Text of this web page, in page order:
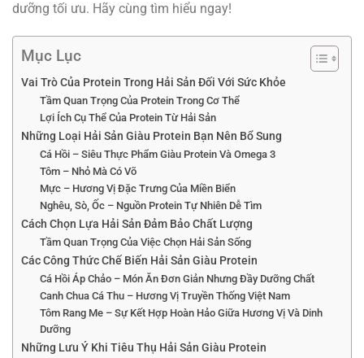
dưỡng tối ưu. Hãy cùng tìm hiểu ngay!
Mục Lục
Vai Trò Của Protein Trong Hải Sản Đối Với Sức Khỏe
Tầm Quan Trọng Của Protein Trong Cơ Thể
Lợi Ích Cụ Thể Của Protein Từ Hải Sản
Những Loại Hải Sản Giàu Protein Bạn Nên Bổ Sung
Cá Hồi – Siêu Thực Phẩm Giàu Protein Và Omega 3
Tôm – Nhỏ Mà Có Võ
Mực – Hương Vị Đặc Trưng Của Miền Biển
Nghêu, Sò, Ốc – Nguồn Protein Tự Nhiên Dễ Tìm
Cách Chọn Lựa Hải Sản Đảm Bảo Chất Lượng
Tầm Quan Trọng Của Việc Chọn Hải Sản Sống
Các Công Thức Chế Biến Hải Sản Giàu Protein
Cá Hồi Áp Chảo – Món Ăn Đơn Giản Nhưng Đầy Dưỡng Chất
Canh Chua Cá Thu – Hương Vị Truyền Thống Việt Nam
Tôm Rang Me – Sự Kết Hợp Hoàn Hảo Giữa Hương Vị Và Dinh
Dưỡng
Những Lưu Ý Khi Tiêu Thụ Hải Sản Giàu Protein